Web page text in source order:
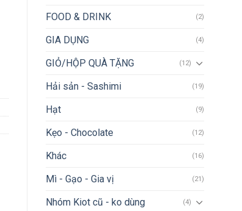
FOOD & DRINK (2)
GIA DỤNG (4)
GIỎ/HỘP QUÀ TẶNG (12)
Hải sản - Sashimi (19)
Hạt (9)
Kẹo - Chocolate (12)
Khác (16)
Mì - Gạo - Gia vị (21)
Nhóm Kiot cũ - ko dùng (4)